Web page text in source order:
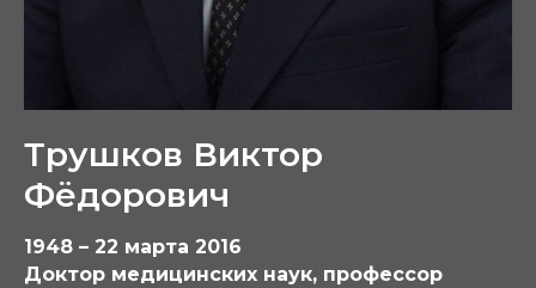
Трушков Виктор
Фёдорович
1948 – 22 марта 2016
Доктор медицинских наук, профессор